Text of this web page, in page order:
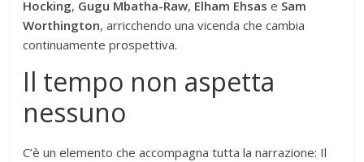
Hocking, Gugu Mbatha-Raw, Elham Ehsas e Sam
Worthington, arricchendo una vicenda che cambia
continuamente prospettiva.
Il tempo non aspetta
nessuno
C’è un elemento che accompagna tutta la narrazione: Il